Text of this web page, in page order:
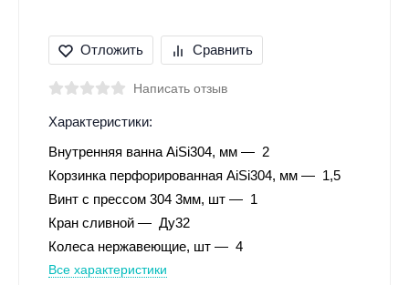
Отложить Сравнить
Написать отзыв
Характеристики:
Внутренняя ванна AiSi304, мм
2
Корзинка перфорированная AiSi304, мм
1,5
Винт с прессом 304 3мм, шт
1
Кран сливной
Ду32
Колеса нержавеющие, шт
4
Все характеристики